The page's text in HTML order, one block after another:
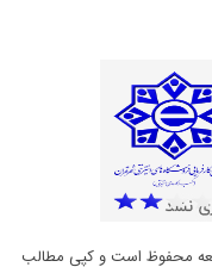
تیم توسعه محفوظ است و کپی مطالب